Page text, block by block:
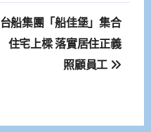
台船集團「船佳堡」集合
住宅上樑 落實居住正義
照顧員工